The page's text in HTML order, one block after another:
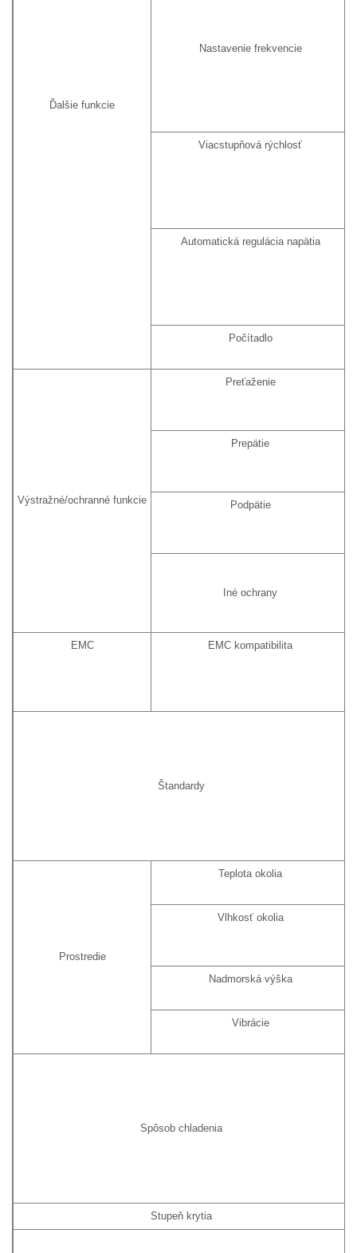
Ďalšie funkcie
Nastavenie frekvencie
Viacstupňová rýchlosť
Automatická regulácia napätia
Počítadlo
Výstražné/ochranné funkcie
Preťaženie
Prepätie
Podpätie
Iné ochrany
EMC EMC kompatibilita
Štandardy
Prostredie
Teplota okolia
Vlhkosť okolia
Nadmorská výška
Vibrácie
Spôsob chladenia
Stupeň krytia